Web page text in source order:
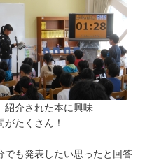
された本に興味
くさん！
も発表したい思ったと回答